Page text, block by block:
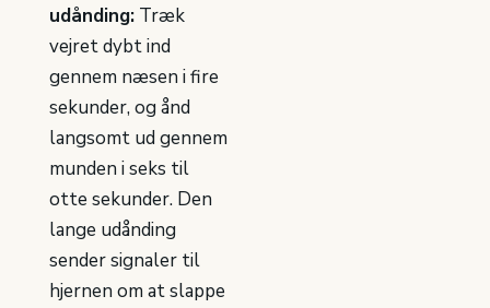
udånding: Træk
vejret dybt ind
gennem næsen i fire
sekunder, og ånd
langsomt ud gennem
munden i seks til
otte sekunder. Den
lange udånding
sender signaler til
hjernen om at slappe